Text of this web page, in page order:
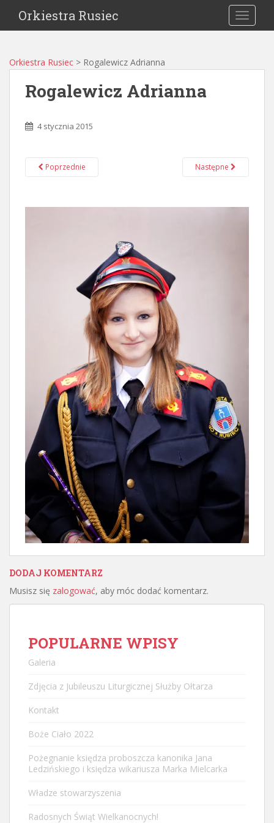
Orkiestra Rusiec
Orkiestra Rusiec > Rogalewicz Adrianna
Rogalewicz Adrianna
4 stycznia 2015
Poprzednie Następne
DODAJ KOMENTARZ
Musisz się zalogować, aby móc dodać komentarz.
POPULARNE WPISY
Galeria
Zdjęcia z Jubileuszu Liturgicznej Służby Ołtarza
Kontakt
Boże Ciało 2022
Pożegnanie księdza proboszcza kanonika Jana
Ledzińskiego i księdza wikariusza Marka Mielcarka
Władze stowarzyszenia
Radosnych Świąt Wielkanocnych!